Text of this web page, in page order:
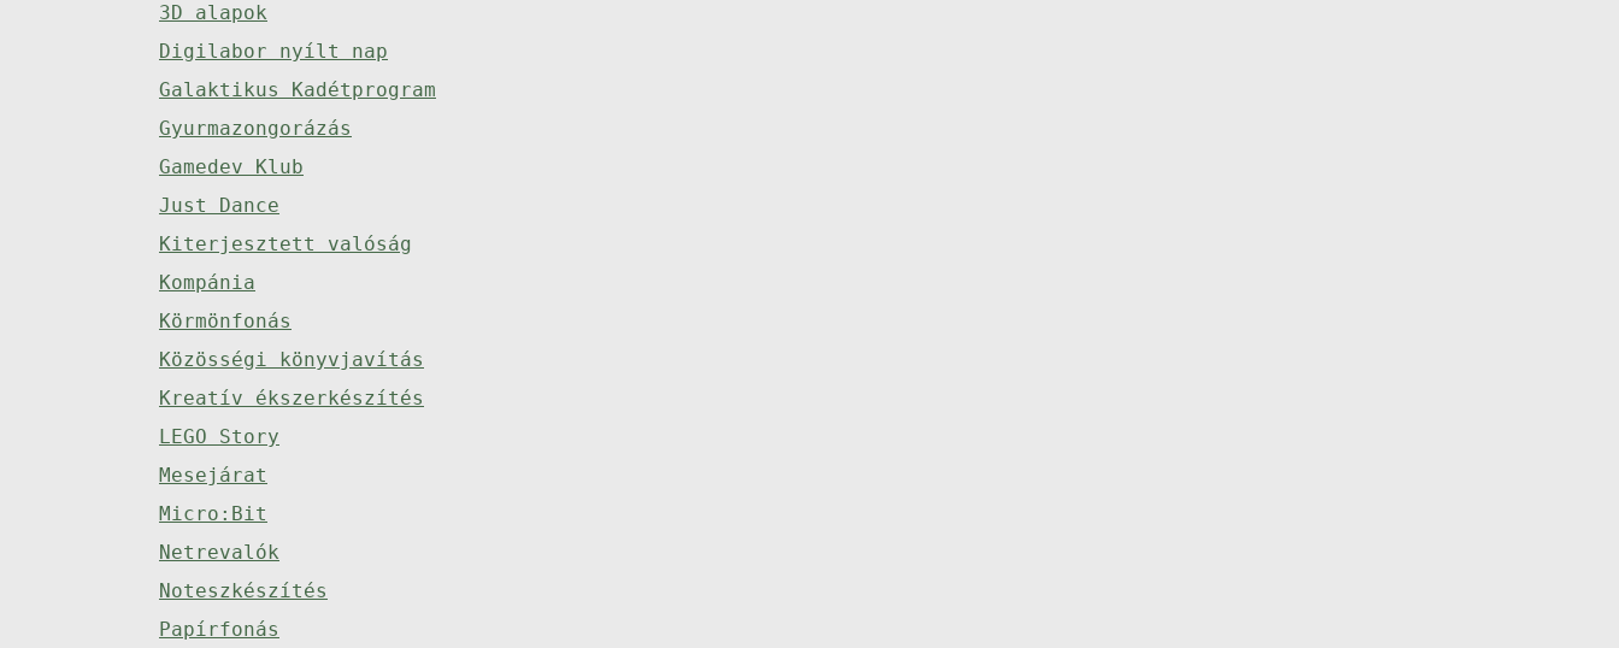
3D alapok
Digilabor nyílt nap
Galaktikus Kadétprogram
Gyurmazongorázás
Gamedev Klub
Just Dance
Kiterjesztett valóság
Kompánia
Körmönfonás
Közösségi könyvjavítás
Kreatív ékszerkészítés
LEGO Story
Mesejárat
Micro:Bit
Netrevalók
Noteszkészítés
Papírfonás